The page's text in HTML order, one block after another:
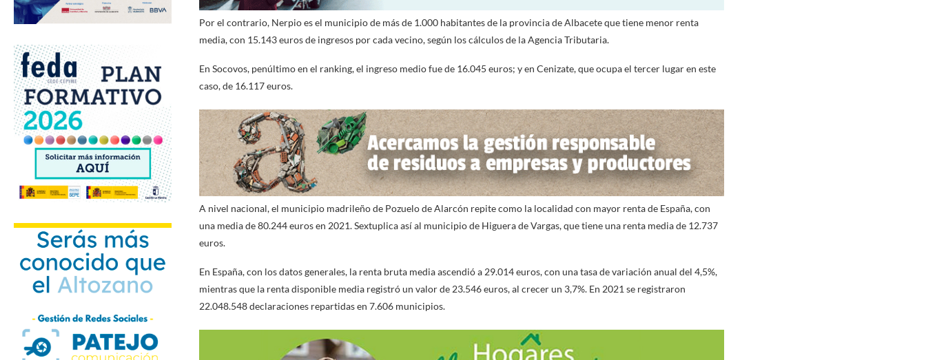
Por el contrario, Nerpio es el municipio de más de 1.000 habitantes de la provincia de Albacete que tiene menor renta
media, con 15.143 euros de ingresos por cada vecino, según los cálculos de la Agencia Tributaria.
En Socovos, penúltimo en el ranking, el ingreso medio fue de 16.045 euros; y en Cenizate, que ocupa el tercer lugar en este
caso, de 16.117 euros.
A nivel nacional, el municipio madrileño de Pozuelo de Alarcón repite como la localidad con mayor renta de España, con
una media de 80.244 euros en 2021. Sextuplica así al municipio de Higuera de Vargas, que tiene una renta media de 12.737
euros.
En España, con los datos generales, la renta bruta media ascendió a 29.014 euros, con una tasa de variación anual del 4,5%,
mientras que la renta disponible media registró un valor de 23.546 euros, al crecer un 3,7%. En 2021 se registraron
22.048.548 declaraciones repartidas en 7.606 municipios.